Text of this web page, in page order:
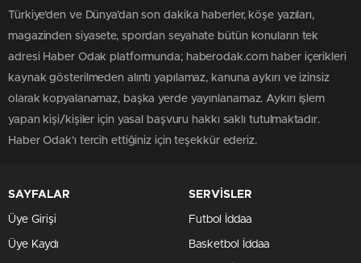
Türkiye'den ve Dünya’dan son dakika haberler, köşe yazıları,
magazinden siyasete, spordan seyahate bütün konuların tek
adresi Haber Odak platformunda; haberodak.com haber içerikleri
kaynak gösterilmeden alıntı yapılamaz, kanuna aykırı ve izinsiz
olarak kopyalanamaz, başka yerde yayınlanamaz. Aykırı işlem
yapan kişi/kişiler için yasal başvuru hakkı saklı tutulmaktadır.
Haber Odak'ı tercih ettiğiniz için teşekkür ederiz.
SAYFALAR
Üye Girişi
Üye Kaydı
SERVİSLER
Futbol İddaa
Basketbol İddaa